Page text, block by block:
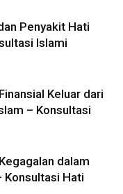
Penyakit Hati
Islami
Keluar dari
– Konsultasi
dalam
Konsultasi Hati